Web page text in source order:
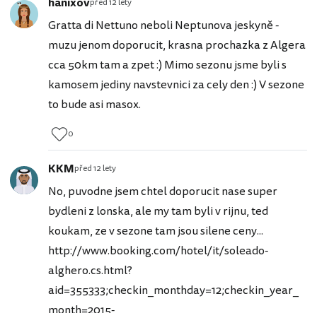
před 12 lety
Gratta di Nettuno neboli Neptunova jeskyně -
muzu jenom doporucit, krasna prochazka z Algera
cca 50km tam a zpet :) Mimo sezonu jsme byli s
kamosem jediny navstevnici za cely den :) V sezone
to bude asi masox.
0
KKMpřed 12 lety
No, puvodne jsem chtel doporucit nase super
bydleni z lonska, ale my tam byli v rijnu, ted
koukam, ze v sezone tam jsou silene ceny...
http://www.booking.com/hotel/it/soleado-
alghero.cs.html?
aid=355333;checkin_monthday=12;checkin_year_